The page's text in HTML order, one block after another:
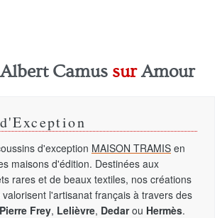
Albert Camus surAmour
d'exception MAISON TRAMIS en
maisons d'édition. Destinées aux
rares et de beaux textiles, nos créations
l'artisanat français à travers des
Pierre Frey, Lelièvre, Dedarou Hermès.